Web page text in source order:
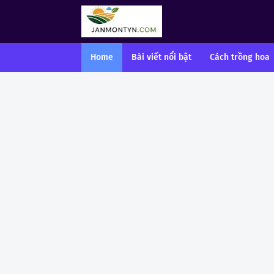
Home Bài viết nổi bật Cách trồng hoa